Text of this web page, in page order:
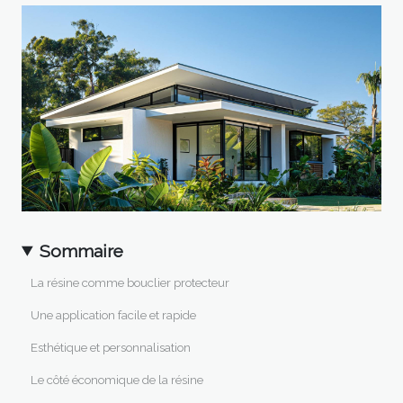
Sommaire
La résine comme bouclier protecteur
Une application facile et rapide
Esthétique et personnalisation
Le côté économique de la résine